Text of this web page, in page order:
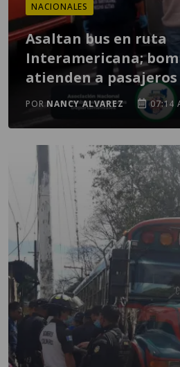
NACIONALES
Asaltan bus en ruta
Interamericana;
atienden a pasajeros
POR NANCY ALVAREZ 07:14